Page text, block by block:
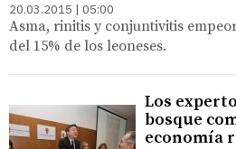
20.03.2015 | 05:00
Asma, rinitis y conjuntivitis
del 15% de los leoneses.
Los
bosque
economía